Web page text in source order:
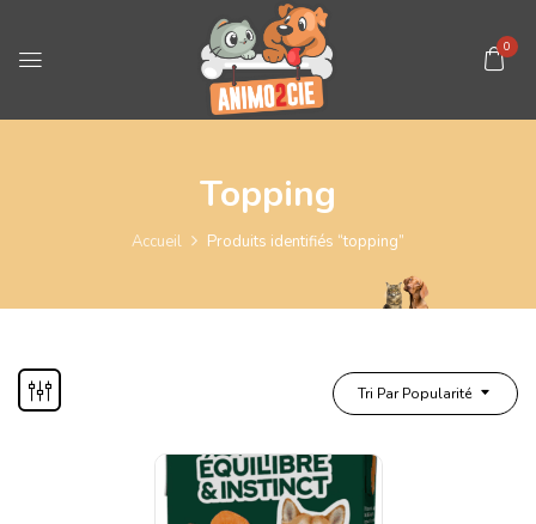
0
Topping
Accueil Produits identifiés “topping”
Tri Par Popularité